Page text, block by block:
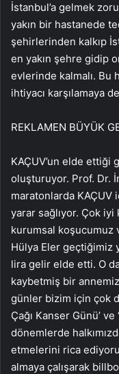
İstanbul’a gelmek
yakın bir hastanede
şehirlerinden kalkıp
en yakın şehre gidip
evlerinde kalmalı. Bu
ihtiyacı karşılamaya
REKLAMEN BÜYÜK
KAÇUV’un elde ettiği
oluşturuyor. Prof. Dr.
maratonlarda KAÇUV
yarar sağlıyor. Çok iyi
kurumsal koşucumuz
Hülya Eler geçtiğimiz
lira gelir elde etti. O
kaybetmiş bir
günler bizim için çok
Çağı Kanser Günü’
dönemlerde
etmelerini rica
almaya çalışarak